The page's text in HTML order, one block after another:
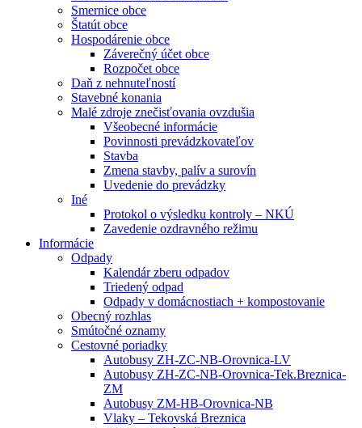
Smernice obce
Štatút obce
Hospodárenie obce
Záverečný účet obce
Rozpočet obce
Daň z nehnuteľností
Stavebné konania
Malé zdroje znečisťovania ovzdušia
Všeobecné informácie
Povinnosti prevádzkovateľov
Stavba
Zmena stavby, palív a surovín
Uvedenie do prevádzky
Iné
Protokol o výsledku kontroly – NKÚ
Zavedenie ozdravného režimu
Informácie
Odpady
Kalendár zberu odpadov
Triedený odpad
Odpady v domácnostiach + kompostovanie
Obecný rozhlas
Smútočné oznamy
Cestovné poriadky
Autobusy ZH-ZC-NB-Orovnica-LV
Autobusy ZH-ZC-NB-Orovnica-Tek.Breznica-
ZM
Autobusy ZM-HB-Orovnica-NB
Vlaky – Tekovská Breznica